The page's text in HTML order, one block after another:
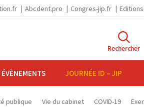
Abcdent.pro Congres-jip.fr
Rechercher
ÉVÈNEMENTS JOURNÉE ID – JIP
publique Vie du cabinet COVID-19